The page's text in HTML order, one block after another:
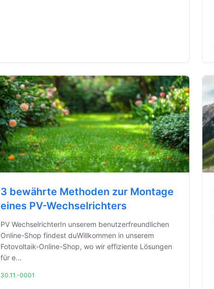
3 bewährte Methoden zur Montage
eines PV-Wechselrichters
PV WechselrichterIn unserem benutzerfreundlichen
Online-Shop findest duWillkommen in unserem
Fotovoltaik-Online-Shop, wo wir effiziente Lösungen
für e...
30.11.-0001